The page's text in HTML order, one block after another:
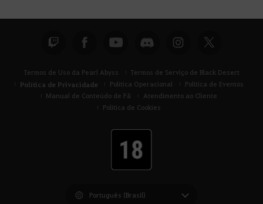
Termos de Uso da Pearl Abyss Termos de Serviço de Black Desert
Política de Privacidade Política Operacional
Política de Eventos
Manual de Conteúdo de Fã
Atendimento ao Cliente
Política de Cookies